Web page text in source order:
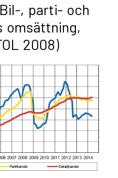
, parti- och
omsättning,
2008)